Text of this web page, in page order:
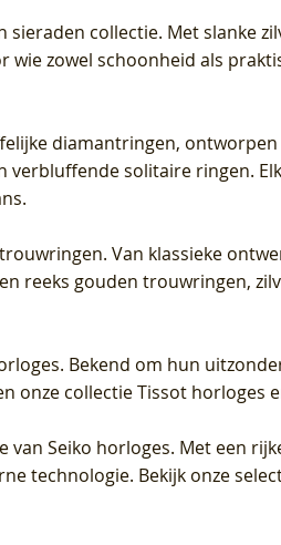
sieraden collectie. Met slanke
zowel schoonheid als
diamantringen,
solitaire ringen.
Van klassieke
reeks gouden trouwringen,
Bekend om hun
collectie Tissot horloges
Seiko horloges. Met een
technologie. Bekijk onze